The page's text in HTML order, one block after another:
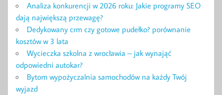
Analiza konkurencji w 2026 roku: Jakie programy SEO
dają największą przewagę?
Dedykowany crm czy gotowe pudełko? porównanie
kosztów w 3 lata
Wycieczka szkolna z wrocławia – jak wynająć
odpowiedni autokar?
Bytom wypożyczalnia samochodów na każdy Twój
wyjazd